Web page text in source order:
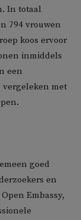
In totaal
794 vrouwen
koos ervoor
inmiddels
een
met
goed
en
Embassy,